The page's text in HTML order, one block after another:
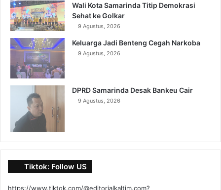
Wali Kota Samarinda Titip Demokrasi
Sehat ke Golkar
9 Agustus, 2026
Keluarga Jadi Benteng Cegah Narkoba
9 Agustus, 2026
DPRD Samarinda Desak Bankeu Cair
9 Agustus, 2026
Tiktok: Follow US
https://www.tiktok.com/@editorialkaltim.com?